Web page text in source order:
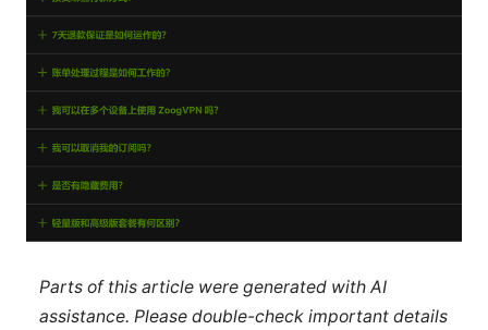
Parts of this article were generated with AI
assistance. Please double-check important details